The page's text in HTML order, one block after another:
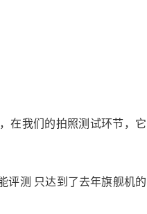
在我们的拍照测试环节，它
评测 只达到了去年旗舰机的